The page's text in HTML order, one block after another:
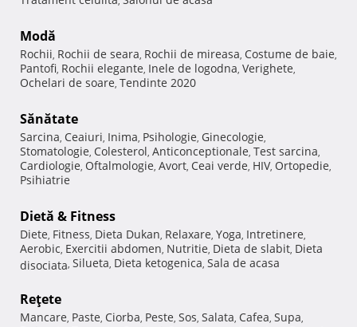
Modă
Rochii, Rochii de seara, Rochii de mireasa, Costume de baie,
Pantofi, Rochii elegante, Inele de logodna, Verighete,
Ochelari de soare, Tendinte 2020
Sănătate
Sarcina, Ceaiuri, Inima, Psihologie, Ginecologie,
Stomatologie, Colesterol, Anticonceptionale, Test sarcina,
Cardiologie, Oftalmologie, Avort, Ceai verde, HIV, Ortopedie,
Psihiatrie
Dietă & Fitness
Diete, Fitness, Dieta Dukan, Relaxare, Yoga, Intretinere,
Aerobic, Exercitii abdomen, Nutritie, Dieta de slabit, Dieta
disociata, Silueta, Dieta ketogenica, Sala de acasa
Reţete
Mancare, Paste, Ciorba, Peste, Sos, Salata, Cafea, Supa,